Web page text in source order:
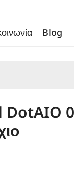
Blog